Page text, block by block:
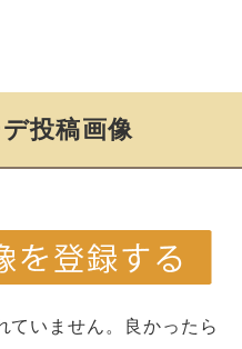
投稿画像
ていません。良かったら